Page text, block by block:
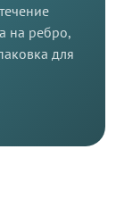
на ребро,
для